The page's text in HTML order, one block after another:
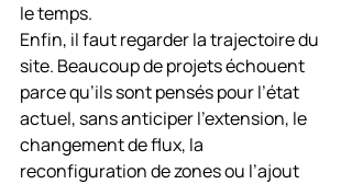
le temps.
Enfin, il faut regarder la trajectoire du
site. Beaucoup de projets échouent
parce qu’ils sont pensés pour l’état
actuel, sans anticiper l’extension, le
changement de flux, la
reconfiguration de zones ou l’ajout